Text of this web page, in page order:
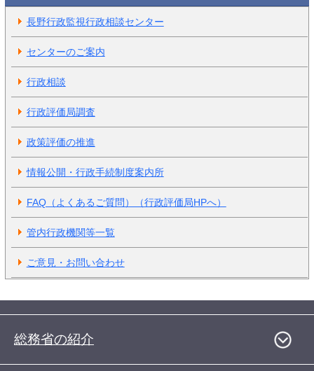
長野行政監視行政相談センター
センターのご案内
行政相談
行政評価局調査
政策評価の推進
情報公開・行政手続制度案内所
FAQ（よくあるご質問）（行政評価局HPへ）
管内行政機関等一覧
ご意見・お問い合わせ
総務省の紹介